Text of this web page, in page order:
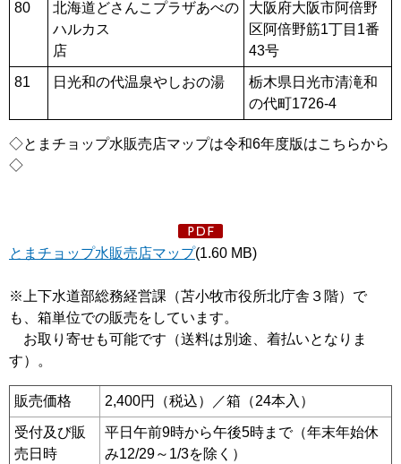
80
北海道どさんこプラザあべの
ハルカス
店
大阪府大阪市阿倍野
区阿倍野筋1丁目1番
43号
81 日光和の代温泉やしおの湯
栃木県日光市清滝和
の代町1726-4
◇とまチョップ水販売店マップは令和6年度版はこちらから
◇
とまチョップ水販売店マップ(1.60 MB)
※上下水道部総務経営課（苫小牧市役所北庁舎３階）で
も、箱単位での販売をしています。
お取り寄せも可能です（送料は別途、着払いとなりま
す）。
販売価格 2,400円（税込）／箱（24本入）
受付及び販
売日時
平日午前9時から午後5時まで（年末年始休
み12/29～1/3を除く）